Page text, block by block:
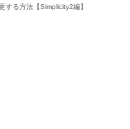
する方法【Simplicity2編】